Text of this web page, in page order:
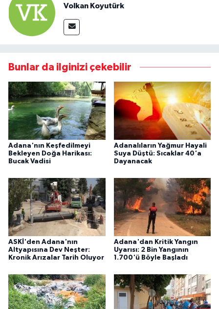
Volkan Koyutürk
Bunlar da ilginizi çekebilir
Adana'nın Keşfedilmeyi
Bekleyen Doğa Harikası:
Bucak Vadisi
Adanalıların Yağmur Hayali
Suya Düştü: Sıcaklar 40'a
Dayanacak
ASKİ'den Adana'nın
Altyapısına Dev Neşter:
Kronik Arızalar Tarih Oluyor
Adana'dan Kritik Yangın
Uyarısı: 2 Bin Yangının
1.700'ü Böyle Başladı